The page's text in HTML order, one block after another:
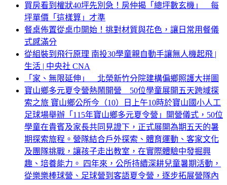
買房看到權狀40坪先別急！房仲揭「總坪數玄機」 每
坪單價「這樣算」才準
餐桌佈置從桌巾開始！挑對材質與花色，讓日常用餐儀
式感滿分
從組裝到飛行原理 南投30學童親自動手讓無人機起飛 |
生活 | 中央社 CNA
「家、無限延伸」 北榮新竹分院建構偏鄉照護大拼圖
寶山鄉多元夏令營熱鬧開營 50位學童展開五天跨域探
索之旅 寶山鄉公所今（10）日上午10時於寶山國小人工
足球場舉辦「115年寶山鄉多元夏令營」開營儀式，50位
學童在貴賓及家長共同見證下，正式展開為期五天的暑
期探索旅程。營隊結合戶外探索、體育運動、客家文化
及團隊挑戰，讓孩子走出教室，在實際體驗中發掘興
趣、培養能力。 四年來，公所持續深耕兒童暑期活動，
從樂樂棒球營、足球營到客語夏令營，逐步拓展營隊內